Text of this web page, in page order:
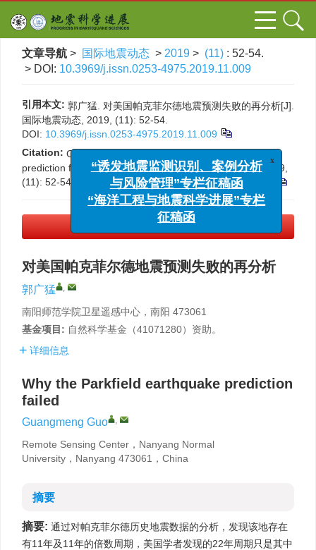
文章导航 > 国际地震动态 > 2019 > (11) : 52-54.
> DOI: 10.3969/j.issn.0253-4975.2019.11.009
引用本文: 郭广猛. 对美国帕克菲尔德地震预测失败的再分析[J].
国际地震动态, 2019, (11): 52-54.
DOI: 10.3969/j.issn.0253-4975.2019.11.009
Citation: Guangmeng Guo. Why the Parkfield earthquake
prediction failed[J].Progress in Earthquake Sciences, 2019,
(11): 52-54.
10.3969/j.issn.0253-4975.2019.11.009
PDF下载
对美国帕克菲尔德地震预测失败的再分析
郭广猛 ,
南阳师范学院卫星遥感中心，南阳 473061
基金项目: 自然科学基金（41071280）资助。
详细信息
Why the Parkfield earthquake prediction
failed
Guangmeng Guo ,
Remote Sensing Center，Nanyang Normal
University，Nanyang 473061，China
摘要
摘要: 通过对帕克菲尔德历史地震数据的分析，发现该地存在
有11年及11年的倍数周期，美国学者发现的22年周期只是其中
x
“诱发地震监测识别、案例分析
与风险管理”专栏征稿函
“海洋工程与地震科学进展”专栏
征稿函